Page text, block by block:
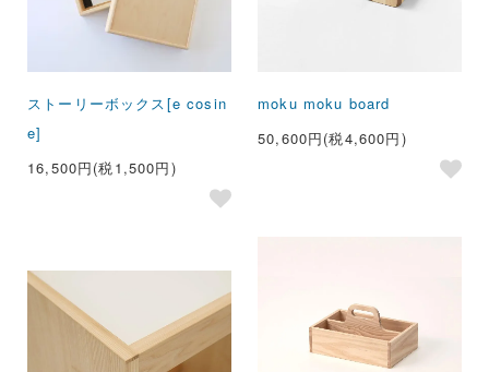
ストーリーボックス[e cosin
e]
16,500円(税1,500円)
moku moku board
50,600円(税4,600円)